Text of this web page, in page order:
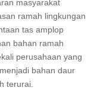
masyarakat
ramah lingkungan
tas amplop
bahan ramah
perusahaan yang
bahan daur
terurai.